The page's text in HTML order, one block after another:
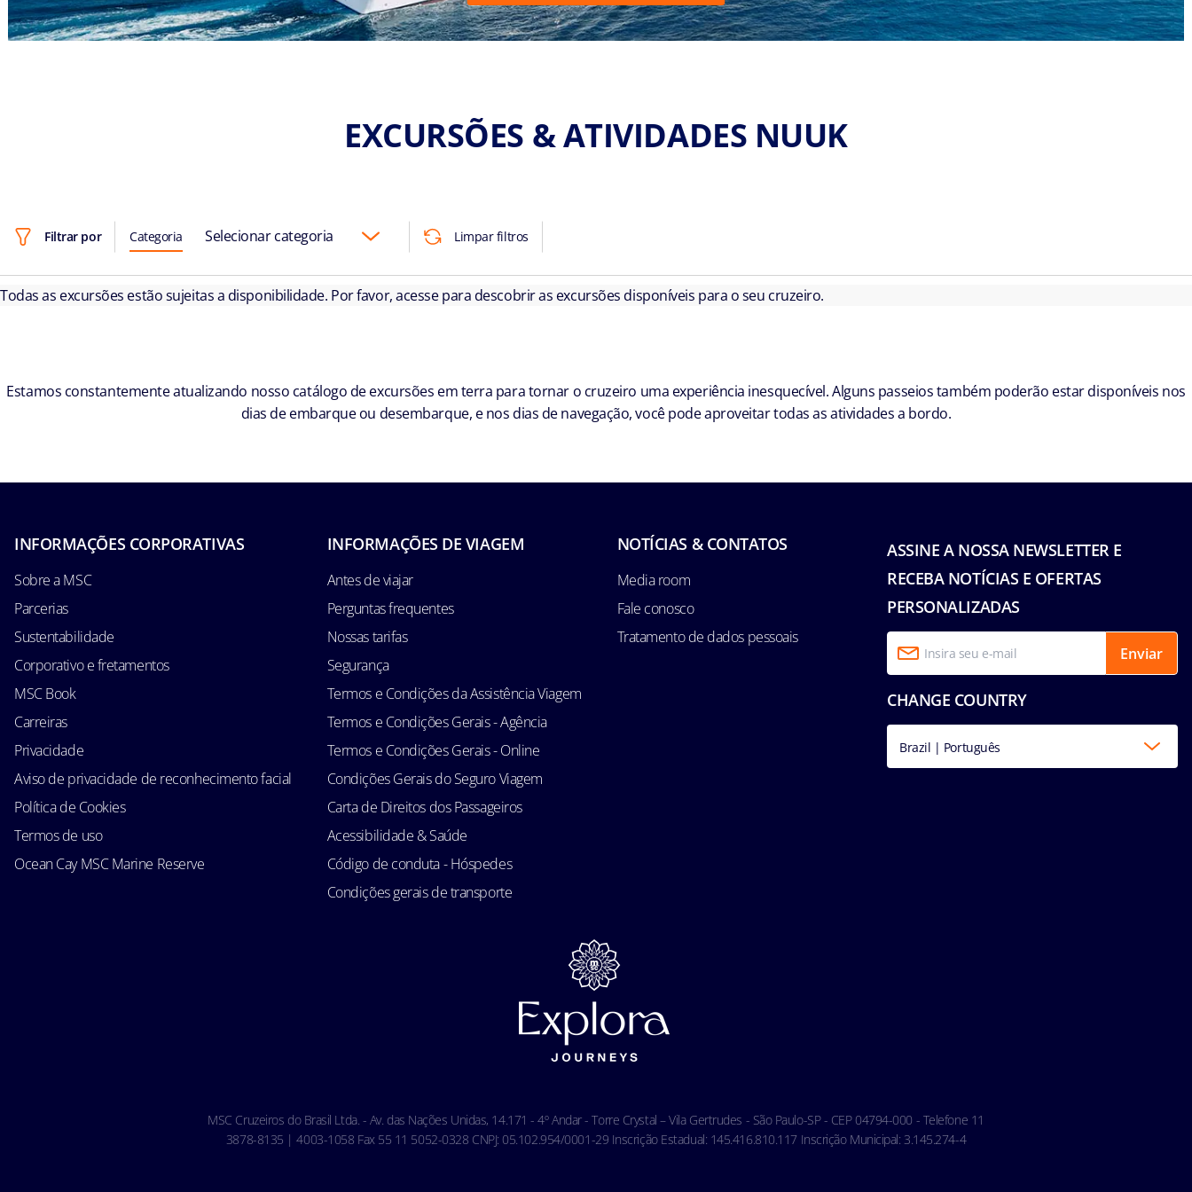
EXCURSÕES & ATIVIDADES NUUK
Filtrar por Categoria Selecionar categoria Limpar filtros
Todas as excursões estão sujeitas a disponibilidade. Por favor, acesse para descobrir as excursões disponíveis para o seu cruzeiro.
Estamos constantemente atualizando nosso catálogo de excursões em terra para tornar o cruzeiro uma experiência inesquecível. Alguns passeios também poderão estar disponíveis nos
dias de embarque ou desembarque, e nos dias de navegação, você pode aproveitar todas as atividades a bordo.
ASSINE A NOSSA NEWSLETTER E
RECEBA NOTÍCIAS E OFERTAS
PERSONALIZADAS
Enviar
CHANGE COUNTRY
Brazil | Português
INFORMAÇÕES CORPORATIVAS
Sobre a MSC
Parcerias
Sustentabilidade
Corporativo e fretamentos
MSC Book
Carreiras
Privacidade
Aviso de privacidade de reconhecimento facial
Política de Cookies
Termos de uso
Ocean Cay MSC Marine Reserve
INFORMAÇÕES DE VIAGEM
Antes de viajar
Perguntas frequentes
Nossas tarifas
Segurança
Termos e Condições da Assistência Viagem
Termos e Condições Gerais - Agência
Termos e Condições Gerais - Online
Condições Gerais do Seguro Viagem
Carta de Direitos dos Passageiros
Acessibilidade & Saúde
Código de conduta - Hóspedes
Condições gerais de transporte
NOTÍCIAS & CONTATOS
Media room
Fale conosco
Tratamento de dados pessoais
MSC Cruzeiros do Brasil Ltda. - Av. das Nações Unidas, 14.171 - 4º Andar - Torre Crystal – Vila Gertrudes - São Paulo-SP - CEP 04794-000 - Telefone 11
3878-8135 | 4003-1058 Fax 55 11 5052-0328 CNPJ: 05.102.954/0001-29 Inscrição Estadual: 145.416.810.117 Inscrição Municipal: 3.145.274-4